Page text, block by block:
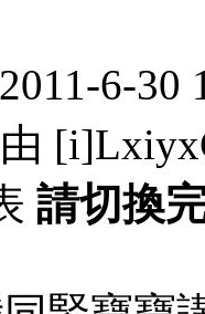
2011-6-30
請切換